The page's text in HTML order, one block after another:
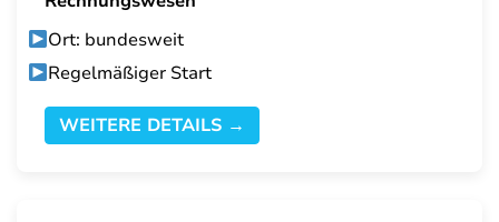
Ort: bundesweit
Regelmäßiger Start
WEITERE DETAILS →